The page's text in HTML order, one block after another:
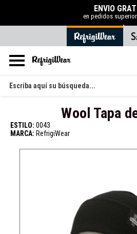
Ir al
ENVÍO
en pedidos superiores
.
Buscar
en
Wool Tapa
ESTILO: 0043
MARCA: RefrigiWear